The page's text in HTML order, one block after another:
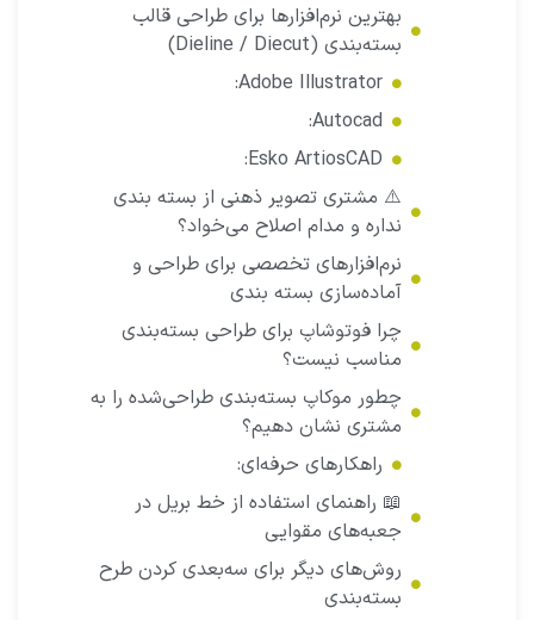
بهترین نرم‌افزارها برای طراحی قالب
بسته‌بندی (Dieline / Diecut)
Adobe Illustrator:
Autocad:
Esko ArtiosCAD:
⚠️ مشتری تصویر ذهنی از بسته بندی
نداره و مدام اصلاح می‌خواد؟
نرم‌افزارهای تخصصی برای طراحی و
آماده‌سازی بسته‌ بندی
چرا فوتوشاپ برای طراحی بسته‌بندی
مناسب نیست؟
چطور موکاپ بسته‌بندی طراحی‌شده را به
مشتری نشان دهیم؟
راهکارهای حرفه‌ای:
📖 راهنمای استفاده از خط بریل در
جعبه‌های مقوایی
روش‌های دیگر برای سه‌بعدی کردن طرح
بسته‌بندی